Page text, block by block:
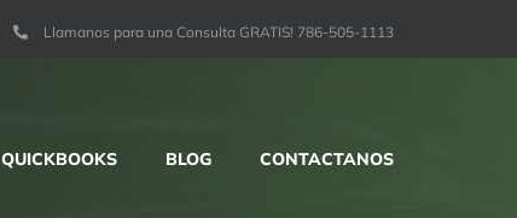
Llamanos para una Consulta GRATIS! 786-505-1113
QUICKBOOKS BLOG CONTACTANOS